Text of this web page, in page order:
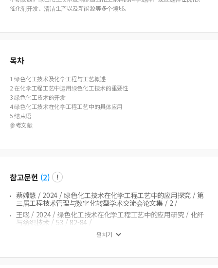
催化剂开发、清洁生产以及新能源等多个领域。
목차
1 绿色化工技术及化学工程与工艺概述
2 在化学工程工艺中运用绿色化工技术的重要性
3 绿色化工技术的开发
4 绿色化工技术在化学工程工艺中的具体应用
5 结束语
参考文献
참고문헌 (2)
蔡嫦慧 / 2024 /绿色化工技术在化学工程工艺中的应用探究 /第
三届工程技术管理与数字化转型学术交流会论文集 / 2 /
王聪 / 2024 / 绿色化工技术在化学工程工艺中的应用研究 / 化纤
与纺织技术 / 53 / 82-84 /
펼치기